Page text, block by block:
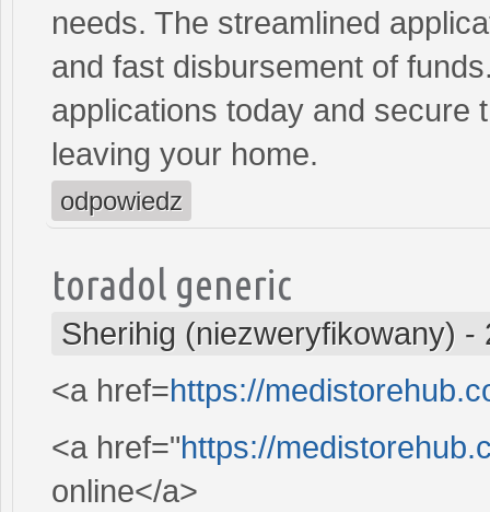
needs. The streamlined
and fast disbursement of
applications today and secure
leaving your home.
odpowiedz
toradol generic
Sherihig (niezweryfikowany) -
<a href=https://
<a href="https://
online</a>